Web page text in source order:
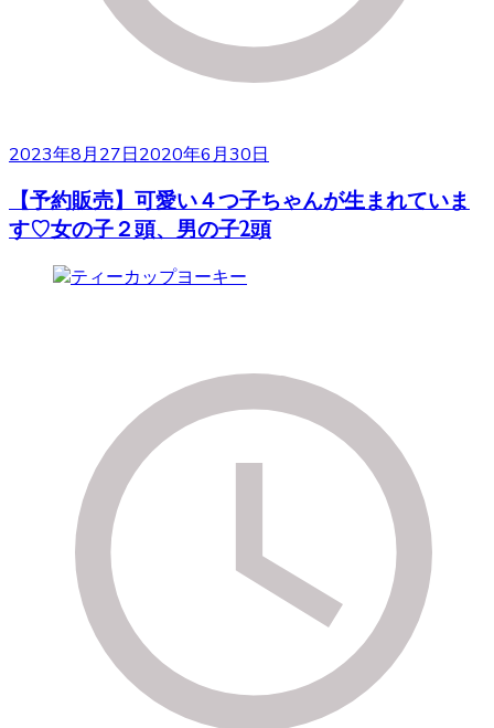
2023年8月27日2020年6月30日
【予約販売】可愛い４つ子ちゃんが生まれていま
す♡女の子２頭、男の子2頭